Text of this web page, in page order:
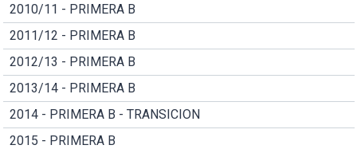
2010/11 - PRIMERA B
2011/12 - PRIMERA B
2012/13 - PRIMERA B
2013/14 - PRIMERA B
2014 - PRIMERA B - TRANSICION
2015 - PRIMERA B